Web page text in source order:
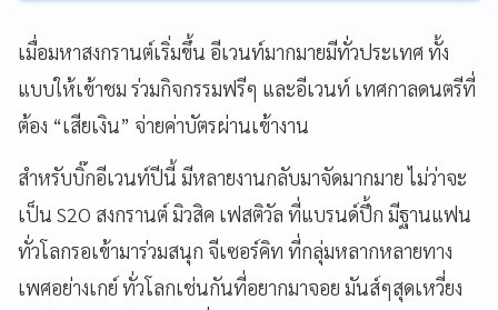
เมื่อมหาสงกรานต์เริ่มขึ้น อีเวนท์มากมายมีทั่วประเทศ ทั้ง
แบบให้เข้าชม ร่วมกิจกรรมฟรีๆ และอีเวนท์ เทศกาลดนตรีที่
ต้อง “เสียเงิน” จ่ายค่าบัตรผ่านเข้างาน
สำหรับบิ๊กอีเวนท์ปีนี้ มีหลายงานกลับมาจัดมากมาย ไม่ว่าจะ
เป็น S2O สงกรานต์ มิวสิค เฟสติวัล ที่แบรนด์ปึ้ก มีฐานแฟน
ทั่วโลกรอเข้ามาร่วมสนุก จีเซอร์คิท ที่กลุ่มหลากหลายทาง
เพศอย่างเกย์ ทั่วโลกเช่นกันที่อยากมาจอย มันส์ๆสุดเหวี่ยง